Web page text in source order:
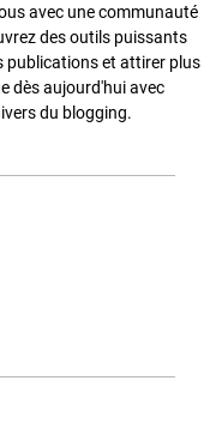
avec une communauté
des outils puissants
publications et attirer plus
dès aujourd'hui avec
du blogging.